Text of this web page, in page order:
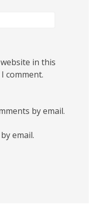
in this
comment.
by email.
email.